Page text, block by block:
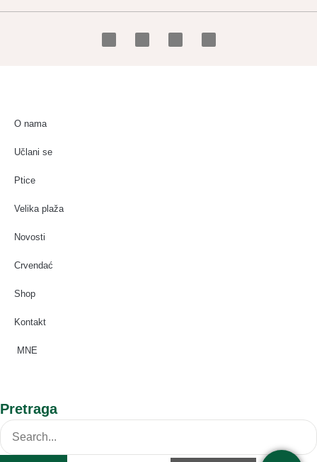
O nama
Učlani se
Ptice
Velika plaža
Novosti
Crvendać
Shop
Kontakt
MNE
Pretraga